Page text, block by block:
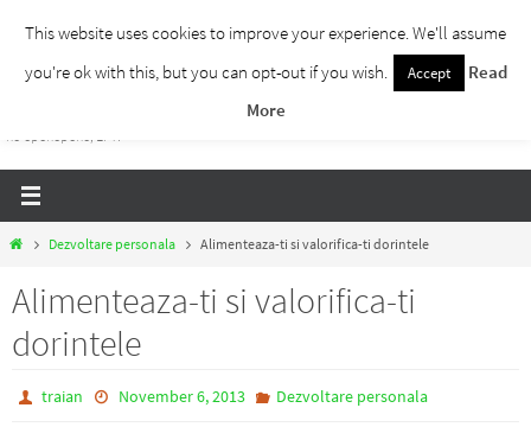
contentTraieste Liber
Un blog despre dezvoltare personala, puterea prezentului si eliberarea de ganduri,
ho'oponopono, EFT!
HomeDezvoltare personala Alimenteaza-ti si valorifica-ti dorintele
Alimenteaza-ti si valorifica-ti
dorintele
traian November 6, 2013 Dezvoltare personala
This website uses cookies to improve your experience. We'll assume
you're ok with this, but you can opt-out if you wish.
Accept
Read
More